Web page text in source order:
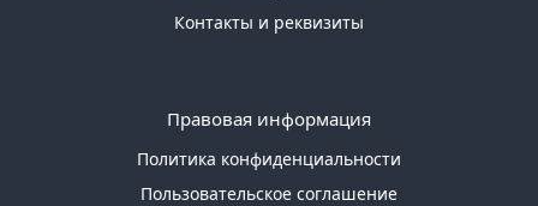
Контакты и реквизиты
Правовая информация
Политика конфиденциальности
Пользовательское соглашение